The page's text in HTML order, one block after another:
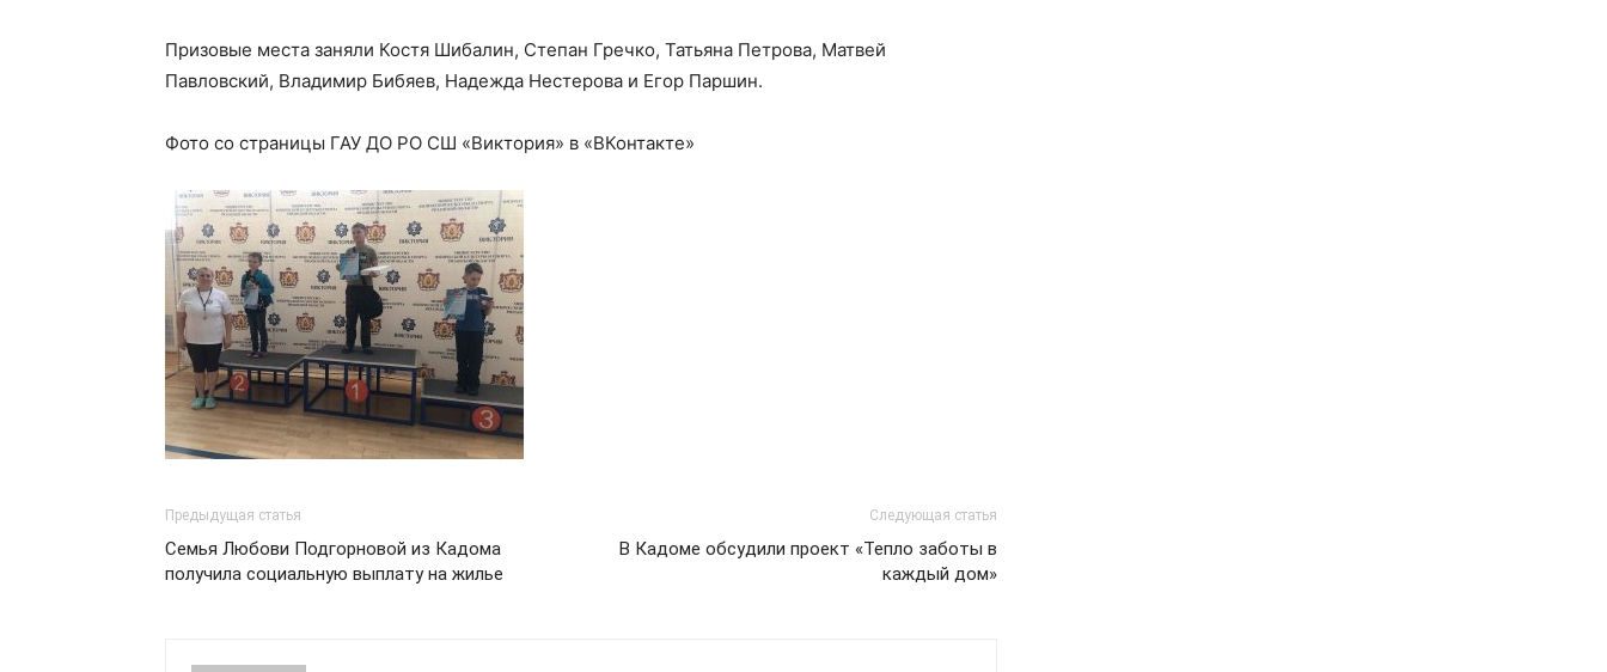
Призовые места заняли Костя Шибалин, Степан Гречко, Татьяна Петрова, Матвей
Павловский, Владимир Бибяев, Надежда Нестерова и Егор Паршин.
Фото со страницы ГАУ ДО РО СШ «Виктория» в «ВКонтакте»
Предыдущая статья
Семья Любови Подгорновой из Кадома
получила социальную выплату на жилье
Следующая статья
В Кадоме обсудили проект «Тепло заботы в
каждый дом»